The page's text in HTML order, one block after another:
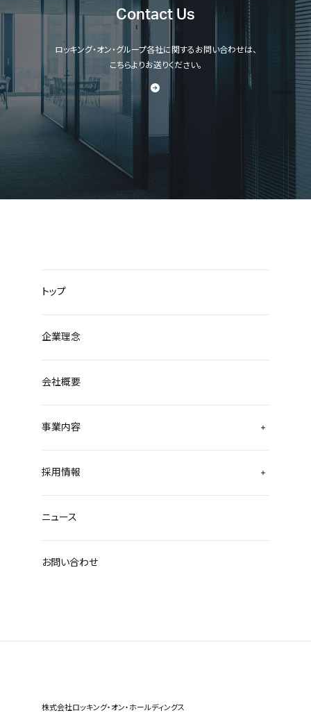
Contact Us
ロッキング・オン・グループ各社に関するお問い合わせは、
こちらよりお送りください。
株式会社ロッキング・オン・ホールディングス
トップ
企業理念
会社概要
事業内容
採用情報
ニュース
お問い合わせ